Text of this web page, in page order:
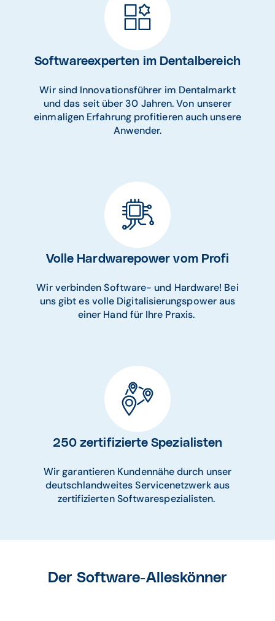
Softwareexperten im Dentalbereich
Wir sind Innovationsführer im Dentalmarkt
und das seit über 30 Jahren. Von unserer
einmaligen Erfahrung profitieren auch unsere
Anwender.
Volle Hardwarepower vom Profi
Wir verbinden Software- und Hardware! Bei
uns gibt es volle Digitalisierungspower aus
einer Hand für Ihre Praxis.
250 zertifizierte Spezialisten
Wir garantieren Kundennähe durch unser
deutschlandweites Servicenetzwerk aus
zertifizierten Softwarespezialisten.
Der Software-Alleskönner